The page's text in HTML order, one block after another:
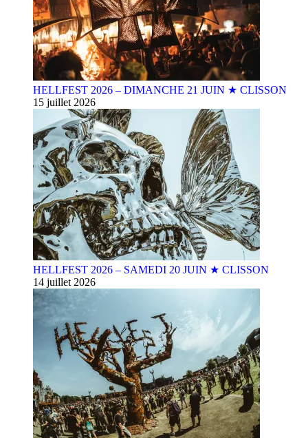
HELLFEST 2026 – DIMANCHE 21 JUIN ★ CLISSON
15 juillet 2026
HELLFEST 2026 – SAMEDI 20 JUIN ★ CLISSON
14 juillet 2026